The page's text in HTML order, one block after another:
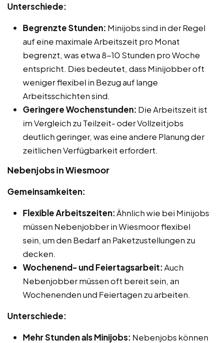
Unterschiede:
Begrenzte Stunden: Minijobs sind in der Regel
auf eine maximale Arbeitszeit pro Monat
begrenzt, was etwa 8-10 Stunden pro Woche
entspricht. Dies bedeutet, dass Minijobber oft
weniger flexibel in Bezug auf lange
Arbeitsschichten sind.
Geringere Wochenstunden: Die Arbeitszeit ist
im Vergleich zu Teilzeit- oder Vollzeitjobs
deutlich geringer, was eine andere Planung der
zeitlichen Verfügbarkeit erfordert.
Nebenjobs in Wiesmoor
Gemeinsamkeiten:
Flexible Arbeitszeiten:Ähnlich wie bei Minijobs
müssen Nebenjobber in Wiesmoor flexibel
sein, um den Bedarf an Paketzustellungen zu
decken.
Wochenend- und Feiertagsarbeit:Auch
Nebenjobber müssen oft bereit sein, an
Wochenenden und Feiertagen zu arbeiten.
Unterschiede:
Mehr Stunden als Minijobs: Nebenjobs können